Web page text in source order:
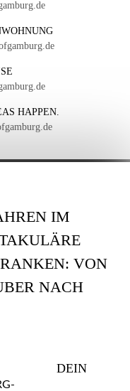
HAPPEN.
IM
VON
NACH
DEIN